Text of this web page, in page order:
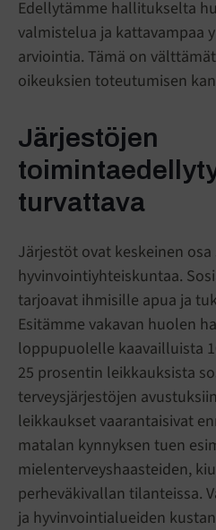
Edellytämme hallitukselta
valmistelua ja kattavampaa
arviointia. Tämä on
oikeuksien toteutumisen
Järjestöjen
turvattava
Järjestöt ovat keskeinen
hyvinvointiyhteiskuntaa.
tarjoavat ihmisille apua ja
Esitämme vakavan huolen
loppupuolelle kaavailluista
25 prosentin leikkauksista
terveysjärjestöjen
leikkaukset vaarantaisivat
matalan kynnyksen tuen
mielenterveyshaasteiden,
perheväkivallan tilanteissa.
ja hyvinvointialueiden